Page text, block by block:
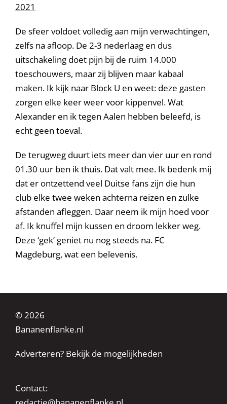
2021
De sfeer voldoet volledig aan mijn verwachtingen,
zelfs na afloop. De 2-3 nederlaag en dus
uitschakeling doet pijn bij de ruim 14.000
toeschouwers, maar zij blijven maar kabaal
maken. Ik kijk naar Block U en weet: deze gasten
zorgen elke keer weer voor kippenvel. Wat
Alexander en ik tegen Aalen hebben beleefd, is
echt geen toeval.
De terugweg duurt iets meer dan vier uur en rond
01.30 uur ben ik thuis. Dat valt mee. Ik bedenk mij
dat er ontzettend veel Duitse fans zijn die hun
club elke twee weken achterna reizen en zulke
afstanden afleggen. Daar neem ik mijn hoed voor
af. Ik knuffel mijn kussen en droom lekker weg.
Deze ‘gek’ geniet nu nog steeds na. FC
Magdeburg, wat een belevenis.
© 2026
Bananenflanke.nl
Adverteren? Bekijk de mogelijkheden
Contact: